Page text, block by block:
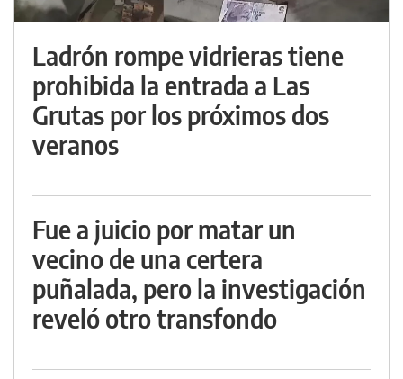
Ladrón rompe vidrieras tiene
prohibida la entrada a Las
Grutas por los próximos dos
veranos
Fue a juicio por matar un
vecino de una certera
puñalada, pero la investigación
reveló otro transfondo